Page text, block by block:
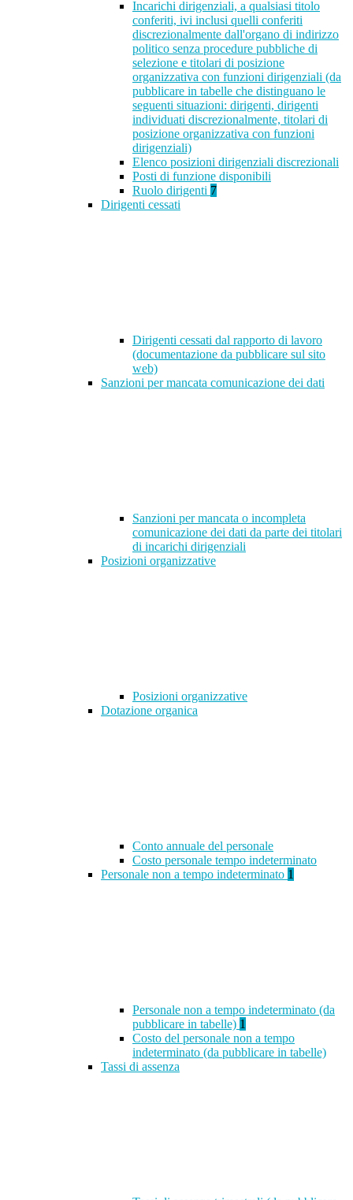
Incarichi dirigenziali, a qualsiasi titolo
conferiti, ivi inclusi quelli conferiti
discrezionalmente dall'organo di indirizzo
politico senza procedure pubbliche di
selezione e titolari di posizione
organizzativa con funzioni dirigenziali (da
pubblicare in tabelle che distinguano le
seguenti situazioni: dirigenti, dirigenti
individuati discrezionalmente, titolari di
posizione organizzativa con funzioni
dirigenziali)
Elenco posizioni dirigenziali discrezionali
Posti di funzione disponibili
Ruolo dirigenti 7
Dirigenti cessati
Dirigenti cessati dal rapporto di lavoro
(documentazione da pubblicare sul sito
web)
Sanzioni per mancata comunicazione dei dati
Sanzioni per mancata o incompleta
comunicazione dei dati da parte dei titolari
di incarichi dirigenziali
Posizioni organizzative
Posizioni organizzative
Dotazione organica
Conto annuale del personale
Costo personale tempo indeterminato
Personale non a tempo indeterminato 1
Personale non a tempo indeterminato (da
pubblicare in tabelle) 1
Costo del personale non a tempo
indeterminato (da pubblicare in tabelle)
Tassi di assenza